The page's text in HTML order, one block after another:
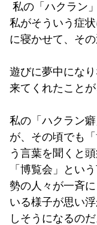
私の「ハクラン
私がそういう症
に寝かせて、そ
遊びに夢中にな
来てくれたこと
私の「ハクラン
が、その頃でも
う言葉を聞くと
「博覧会」とい
勢の人々が一斉
いる様子が思い
しそうになるのだ